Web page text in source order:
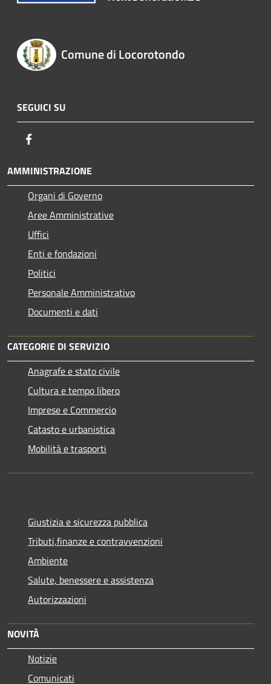
Comune di Locorotondo
SEGUICI SU
AMMINISTRAZIONE
Organi di Governo
Aree Amministrative
Uffici
Enti e fondazioni
Politici
Personale Amministrativo
Documenti e dati
CATEGORIE DI SERVIZIO
Anagrafe e stato civile
Cultura e tempo libero
Imprese e Commercio
Catasto e urbanistica
Mobilità e trasporti
Giustizia e sicurezza pubblica
Tributi,finanze e contravvenzioni
Ambiente
Salute, benessere e assistenza
Autorizzazioni
NOVITÀ
Notizie
Comunicati